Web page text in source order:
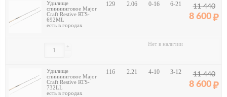
Удилище
спиннинговое Major
Craft Restive RTS-
692ML
есть в городах
129 2.06 0-16 6-21 11 440
8 600
-
+ Нет в наличии
Удилище
спиннинговое Major
Craft Restive RTS-
732LL
есть в городах
116 2.21 4-10 3-12 11 440
8 600